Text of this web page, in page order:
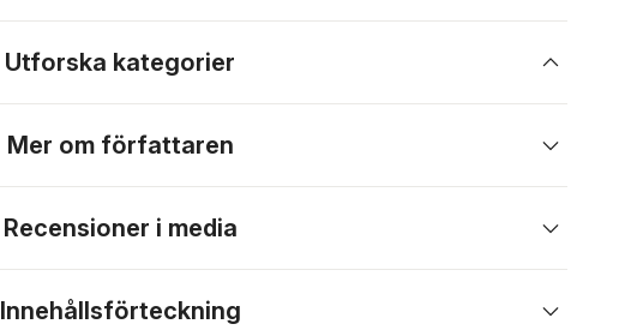
Utforska kategorier
Mer om författaren
Recensioner i media
Innehållsförteckning